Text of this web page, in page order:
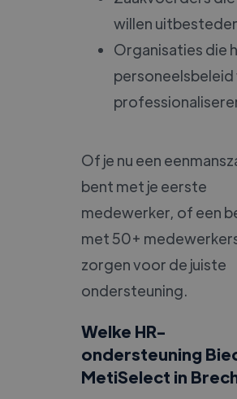
willen
Organisaties die
personeelsbeleid
Of je nu een
bent met je eerste
medewerker, of een
met 50+
zorgen voor de juiste
ondersteuning.
Welke HR-
ondersteuning
MetiSelect in